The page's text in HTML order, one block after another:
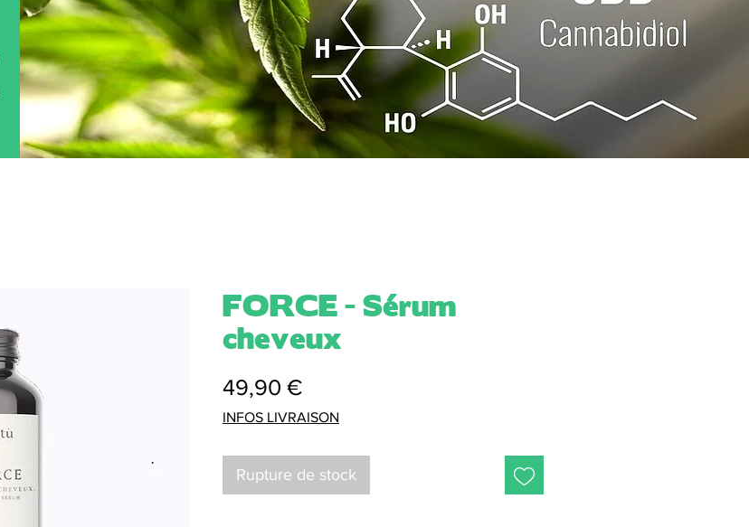
FORCE - Sérum
cheveux
49,90 €Prix
INFOS LIVRAISON
Rupture de stock